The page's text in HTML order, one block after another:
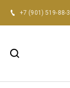
+7 (901) 519-88-